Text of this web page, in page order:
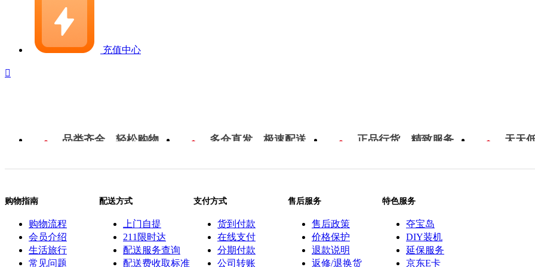
充值中心

品类齐全，轻松购物 多仓直发，极速配送 正品行货，精致服务 天天
购物指南
购物流程
会员介绍
生活旅行
常见问题
配送方式
上门自提
211限时达
配送服务查询
配送费收取标准
支付方式
货到付款
在线支付
分期付款
公司转账
售后服务
售后政策
价格保护
退款说明
返修/退换货
特色服务
夺宝岛
DIY装机
延保服务
京东E卡